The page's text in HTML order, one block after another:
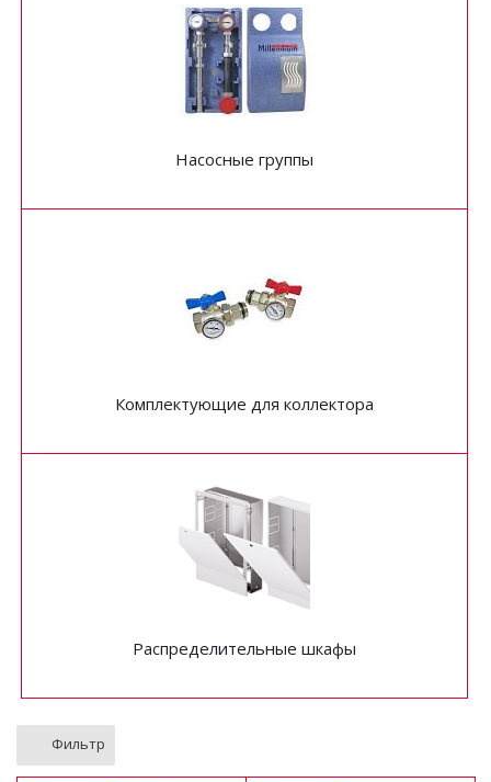
Насосные группы
Комплектующие для коллектора
Распределительные шкафы
Фильтр